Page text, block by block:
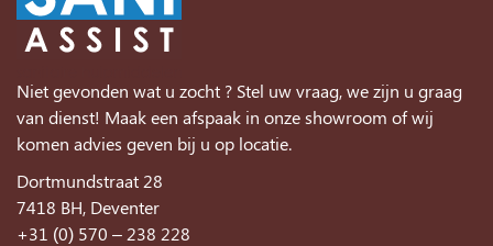
Niet gevonden wat u zocht ? Stel uw vraag, we zijn u graag
van dienst! Maak een afspaak in onze showroom of wij
komen advies geven bij u op locatie.
Dortmundstraat 28
7418 BH, Deventer
+31 (0) 570 – 238 228